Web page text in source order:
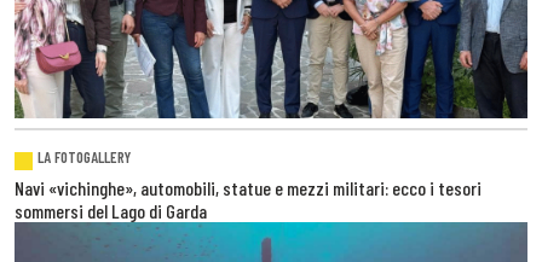
LA FOTOGALLERY
Navi «vichinghe», automobili, statue e mezzi militari: ecco i tesori
sommersi del Lago di Garda